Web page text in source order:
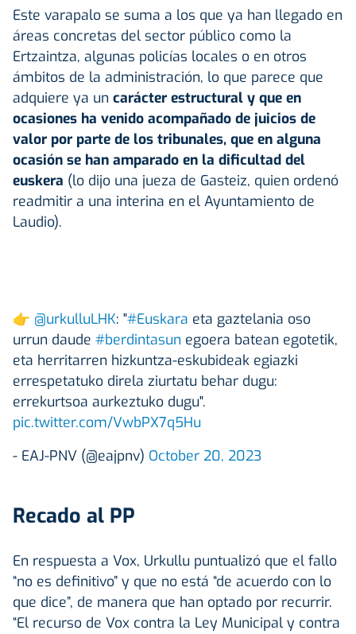
Este varapalo se suma a los que ya han llegado en
áreas concretas del sector público como la
Ertzaintza, algunas policías locales o en otros
ámbitos de la administración, lo que parece que
adquiere ya un carácter estructural y que en
ocasiones ha venido acompañado de juicios de
valor por parte de los tribunales, que en alguna
ocasión se han amparado en la dificultad del
euskera (lo dijo una jueza de Gasteiz, quien ordenó
readmitir a una interina en el Ayuntamiento de
Laudio).
👉 @urkulluLHK: "#Euskara eta gaztelania oso
urrun daude #berdintasun egoera batean egotetik,
eta herritarren hizkuntza-eskubideak egiazki
errespetatuko direla ziurtatu behar dugu:
errekurtsoa aurkeztuko dugu".
pic.twitter.com/VwbPX7q5Hu
- EAJ-PNV (@eajpnv) October 20, 2023
Recado al PP
En respuesta a Vox, Urkullu puntualizó que el fallo
“no es definitivo” y que no está “de acuerdo con lo
que dice”, de manera que han optado por recurrir.
“El recurso de Vox contra la Ley Municipal y contra